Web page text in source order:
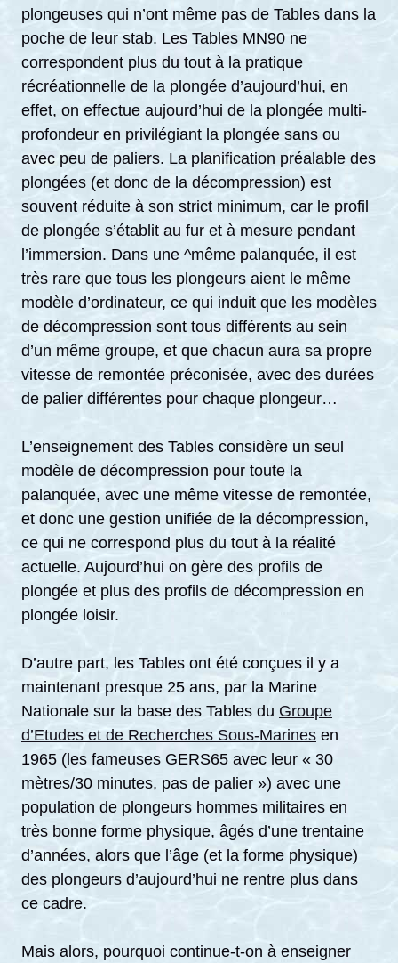
plongeuses qui n’ont même pas de Tables dans la
poche de leur stab. Les Tables MN90 ne
correspondent plus du tout à la pratique
récréationnelle de la plongée d’aujourd’hui, en
effet, on effectue aujourd’hui de la plongée multi-
profondeur en privilégiant la plongée sans ou
avec peu de paliers. La planification préalable des
plongées (et donc de la décompression) est
souvent réduite à son strict minimum, car le profil
de plongée s’établit au fur et à mesure pendant
l’immersion. Dans une ^même palanquée, il est
très rare que tous les plongeurs aient le même
modèle d’ordinateur, ce qui induit que les modèles
de décompression sont tous différents au sein
d’un même groupe, et que chacun aura sa propre
vitesse de remontée préconisée, avec des durées
de palier différentes pour chaque plongeur…
L’enseignement des Tables considère un seul
modèle de décompression pour toute la
palanquée, avec une même vitesse de remontée,
et donc une gestion unifiée de la décompression,
ce qui ne correspond plus du tout à la réalité
actuelle. Aujourd’hui on gère des profils de
plongée et plus des profils de décompression en
plongée loisir.
D’autre part, les Tables ont été conçues il y a
maintenant presque 25 ans, par la Marine
Nationale sur la base des Tables du Groupe
d’Etudes et de Recherches Sous-Marines en
1965 (les fameuses GERS65 avec leur « 30
mètres/30 minutes, pas de palier ») avec une
population de plongeurs hommes militaires en
très bonne forme physique, âgés d’une trentaine
d’années, alors que l’âge (et la forme physique)
des plongeurs d’aujourd’hui ne rentre plus dans
ce cadre.
Mais alors, pourquoi continue-t-on à enseigner